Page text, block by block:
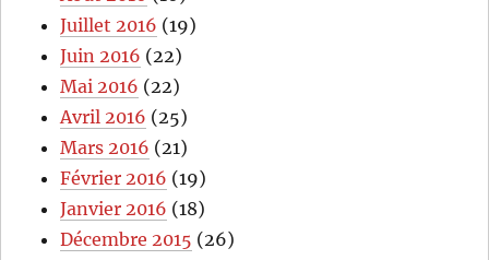
Juillet 2016 (19)
Juin 2016 (22)
Mai 2016 (22)
Avril 2016 (25)
Mars 2016 (21)
Février 2016 (19)
Janvier 2016 (18)
Décembre 2015 (26)